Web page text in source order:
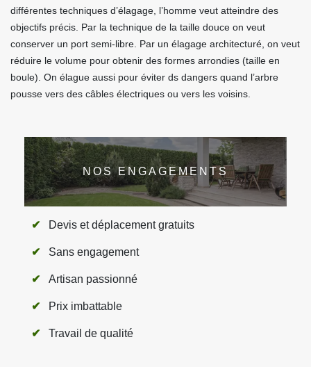
différentes techniques d’élagage, l’homme veut atteindre des
objectifs précis. Par la technique de la taille douce on veut
conserver un port semi-libre. Par un élagage architecturé, on veut
réduire le volume pour obtenir des formes arrondies (taille en
boule). On élague aussi pour éviter ds dangers quand l’arbre
pousse vers des câbles électriques ou vers les voisins.
NOS ENGAGEMENTS
Devis et déplacement gratuits
Sans engagement
Artisan passionné
Prix imbattable
Travail de qualité